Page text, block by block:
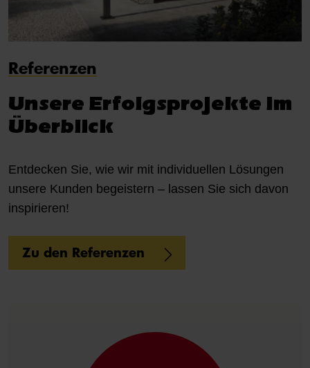
Referenzen
Unsere Erfolgsprojekte im
Überblick
Entdecken Sie, wie wir mit individuellen Lösungen
unsere Kunden begeistern – lassen Sie sich davon
inspirieren!
Zu den Referenzen